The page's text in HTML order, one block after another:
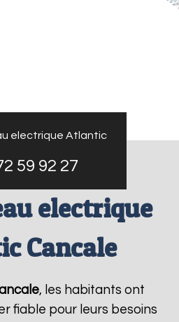
electrique Atlantic
59 92 27
electrique
Cancale
, les habitants ont
fiable pour leurs besoins